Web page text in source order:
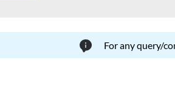
For any query/